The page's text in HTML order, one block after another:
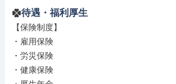
待遇・福利厚生
【保険制度】
・雇用保険
・労災保険
・健康保険